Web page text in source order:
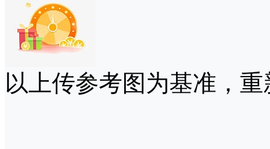
以上传参考图为基准，